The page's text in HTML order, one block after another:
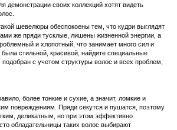
демонстрации своих коллекций хотят видеть
шевелюры обеспокоены тем, что кудри выглядят
же пряди тусклые, лишены жизненной энергии, а
и хлопотный, что занимает много сил и
стильной, красивой, найдите специальные
с учетом структуры волос и всех проблем,
более тонкие и сухие, а значит, ломкие и
повреждениям. Пряди секутся и пушатся, поэтому
деликатным, но при этом эффективно
обладательницы таких волос выбирают